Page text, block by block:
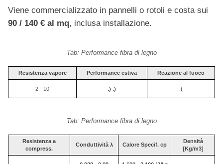
Viene commercializzato in pannelli o rotoli e costa sui
90 / 140 € al mq, inclusa installazione.
Tab: Performance fibra di legno
Resistenza vapore Performance estiva Reazione al fuoco
2 - 10 :) :) :(
Tab: Performance fibra di legno
Resistenza a
compress.
Conduttività λ Calore Specif. cp
Densità
[Kg/m3]